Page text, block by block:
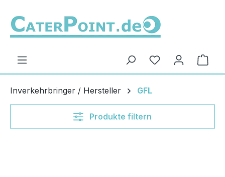
Du hast 0
Inverkehrbringer / Hersteller GFL
Produkte filtern